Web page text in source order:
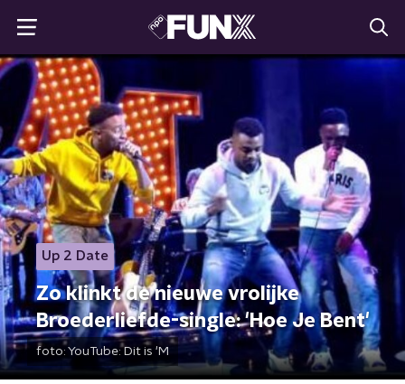
Up 2 Date
Zo klinkt de nieuwe vrolijke
Broederliefde-single: 'Hoe Je Bent'
foto: YouTube: Dit is 'M